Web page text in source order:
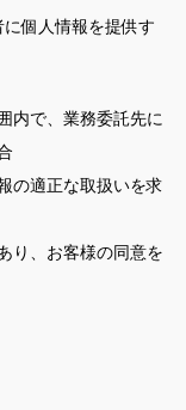
個人情報を提供す
内で、業務委託先に
の適正な取扱いを求
り、お客様の同意を